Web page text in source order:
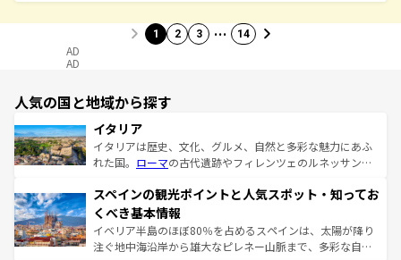
1 2 3 … 14
AD
AD
人気の国と地域から探す
イタリア
イタリアは歴史、文化、グルメ、自然と多彩な魅力にあふ
れた国。 ローマの古代遺跡やフィレンツェのルネッサンス
ろん、トスカーナの美しい田園風景やアマルフィ海岸の絶
景など、自然景観も見逃せない。観光の合間には、本場の
ピザやパスタなど、絶品のイタリア料理を堪能することも
できる。朝目覚めてから夜眠るまで、すべての瞬間を楽し
スペインの観光ポイントと人気スポット・知ってお
くべき基本情報
イベリア半島のほぼ80％を占めるスペインは、太陽が降り
注ぐ地中海沿岸から雄大なピレネー山脈まで、多彩な自然